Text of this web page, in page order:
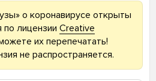
о коронавирусе открыты
по лицензии Creative
их перепечатать!
не распространяется.